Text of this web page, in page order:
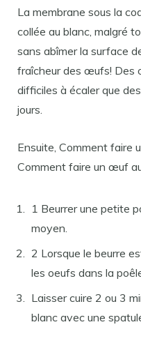
La membrane sous la
collée au blanc, malgré
sans abîmer la surface
fraîcheur des œufs! Des
difficiles à écaler que
jours.
Ensuite, Comment faire
Comment faire un œuf
1 Beurrer une petite
moyen.
2 Lorsque le beurre
les oeufs dans la
Laisser cuire 2 ou 3
blanc avec une